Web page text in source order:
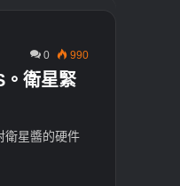
0 990
衛星緊
衛星醬的硬件